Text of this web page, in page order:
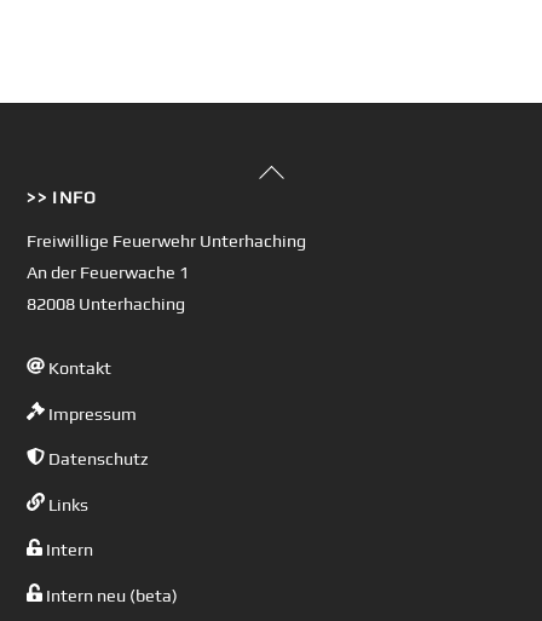
Back
>> INFO
Freiwillige Feuerwehr Unterhaching
An der Feuerwache 1
82008 Unterhaching
Kontakt
Impressum
Datenschutz
Links
Intern
Intern neu (beta)